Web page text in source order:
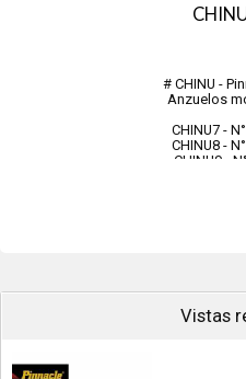
# CHINU -
Anzuelos
CHINU7 -
CHINU8 -
CHINU9 -
Vistas